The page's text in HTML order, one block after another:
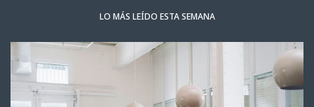
LO MÁS LEÍDO ESTA SEMANA